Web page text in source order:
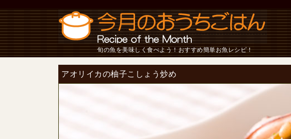
旬の魚を美味しく食べよう！おすすめ簡単お魚レシピ！
アオリイカの柚子こしょう炒め